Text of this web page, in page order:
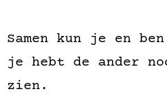
Samen kun je en
je hebt de ander
zien.